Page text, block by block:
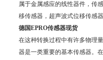
属于金属感应的线性器件，传
移传感器，超声波式位移传感
德国EPRO传感器现货
在这种转换过程中有许多物理
器是一类重要的基本传感器。